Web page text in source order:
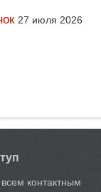
27 июля 2026
всем контактным